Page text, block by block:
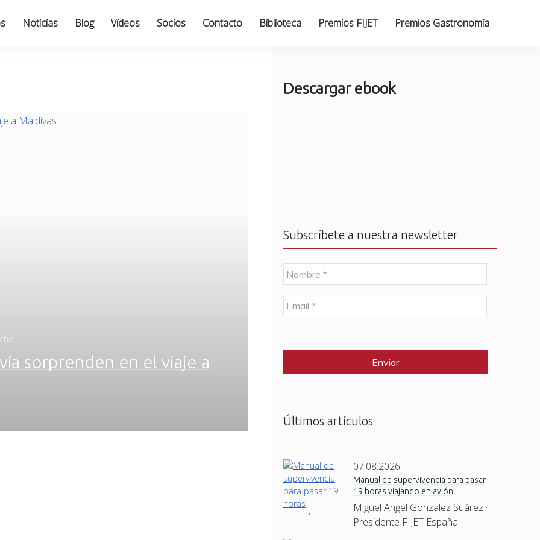
Noticias Blog Vídeos Socios Contacto Biblioteca Premios FIJET Premios Gastronomía
sorprenden en el viaje a
Descargar ebook
Subscríbete a nuestra newsletter
N
o
m
b
r
E
m
l
Últimos artículos
07.08.2026
Manual de supervivencia para pasar
19 horas viajando en avión
Miguel Angel Gonzalez Suárez ·
Presidente FIJET España